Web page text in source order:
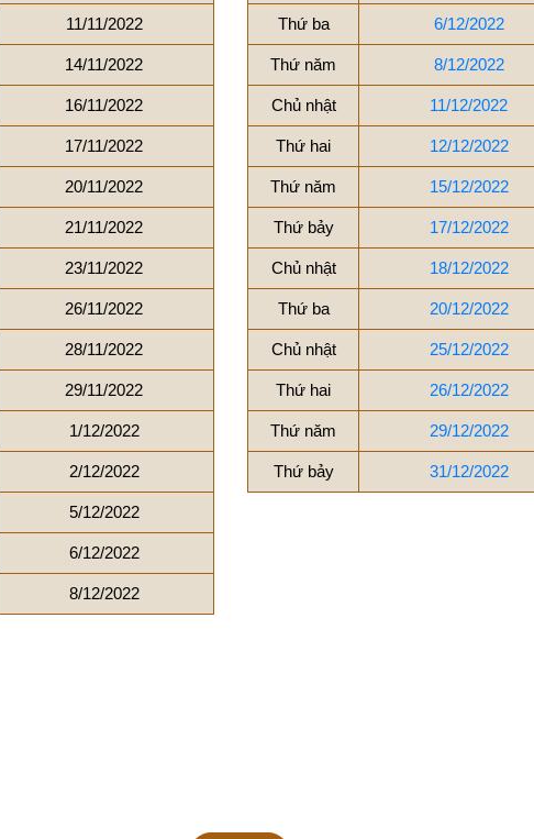
11/11/2022
14/11/2022
16/11/2022
17/11/2022
20/11/2022
21/11/2022
23/11/2022
26/11/2022
28/11/2022
29/11/2022
1/12/2022
2/12/2022
5/12/2022
6/12/2022
8/12/2022
Thứ ba 6/12/2022
Thứ năm 8/12/2022
Chủ nhật 11/12/2022
Thứ hai 12/12/2022
Thứ năm 15/12/2022
Thứ bảy 17/12/2022
Chủ nhật 18/12/2022
Thứ ba 20/12/2022
Chủ nhật 25/12/2022
Thứ hai 26/12/2022
Thứ năm 29/12/2022
Thứ bảy 31/12/2022